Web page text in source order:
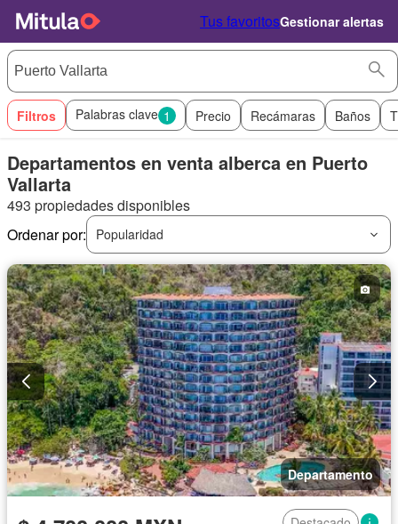
Tus favoritosGestionar alertas
Filtros Palabras clave 1 Precio Recámaras Baños
Departamentos en venta alberca en Puerto
Vallarta
493 propiedades disponibles
Ordenar por:
Popularidad
Departamento